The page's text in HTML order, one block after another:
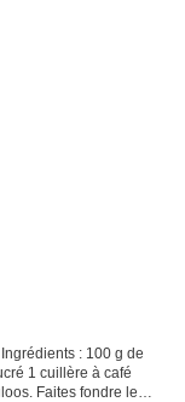
: 100 g de
1 cuillère à café
Faites fondre le